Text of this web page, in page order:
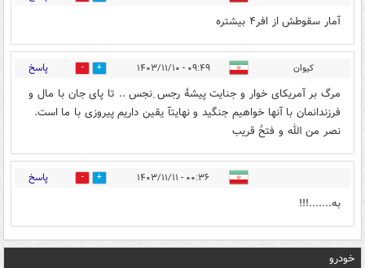
آمار سقوطش از افر۴ بیشتره
کیوان ۰۹:۴۹ - ۱۴۰۳/۱۱/۱۰ 12 پاسخ
مرگ بر آمریکای خوار و جنایت پیشۀ رجس ِنجس .. تا پای جان با مال و
فرزندانمان با آنها خواهیم جنگید و نهایتآ یقین داریم پیروزی با ما است.
نصر من الله و فتحٌ قریب
۰۰:۳۶ - ۱۴۰۳/۱۱/۱۱ 0 پاسخ
به.......!!!
خودرو